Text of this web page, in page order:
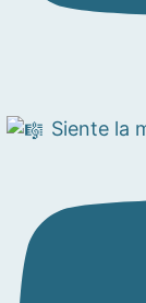
Siente la